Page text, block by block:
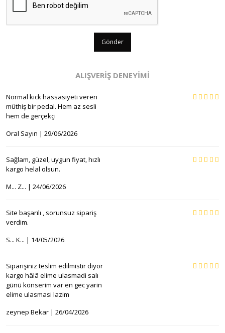
Gönder
ALIŞVERİŞ DENEYİMİ
Normal kick hassasiyeti veren
müthiş bir pedal. Hem az sesli
hem de gerçekçi
Oral Sayın | 29/06/2026
Sağlam, güzel, uygun fiyat, hızlı
kargo helal olsun.
M... Z... | 24/06/2026
Site başarılı , sorunsuz sipariş
verdim.
S... K... | 14/05/2026
Siparişiniz teslim edilmistir diyor
kargo hâlâ elime ulasmadi salı
günü konserim var en gec yarin
elime ulasmasi lazim
zeynep Bekar | 26/04/2026